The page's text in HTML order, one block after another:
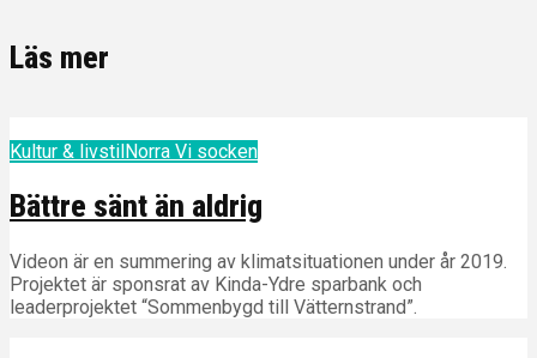
Läs mer
Kultur & livstilNorra Vi socken
Bättre sänt än aldrig
Videon är en summering av klimatsituationen under år 2019.
Projektet är sponsrat av Kinda-Ydre sparbank och
leaderprojektet “Sommenbygd till Vätternstrand”.